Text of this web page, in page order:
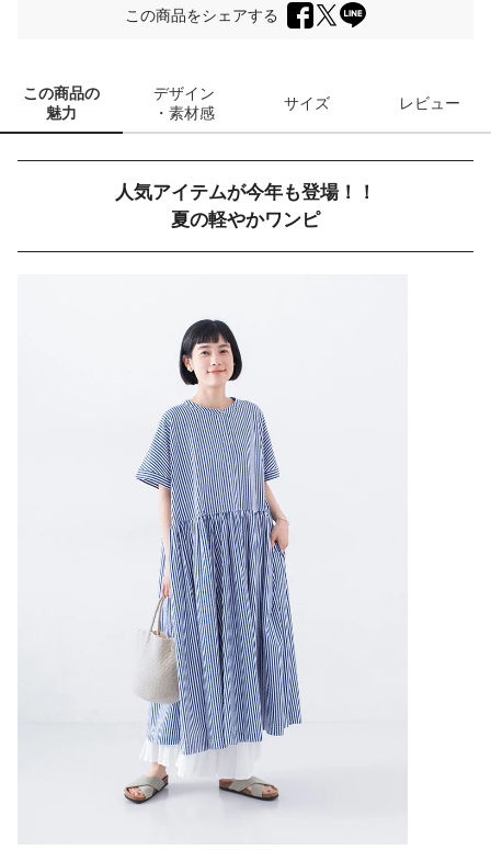
この商品をシェアする
この商品の
魅力
デザイン
・素材感
サイズ レビュー
人気アイテムが今年も登場！！
夏の軽やかワンピ